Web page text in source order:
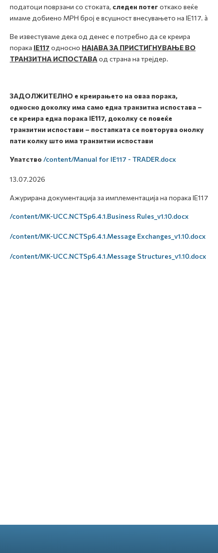
податоци поврзани со стоката, следен потег откако веќе
имаме добиено МРН број е всушност внесувањето на IE117. à
Ве известуваме дека од денес е потребно да се креира
порака IE117 односно НАЈАВА ЗА ПРИСТИГНУВАЊЕ ВО
ТРАНЗИТНА ИСПОСТАВАод страна на трејдер.
ЗАДОЛЖИТЕЛНО е креирањето на оваа порака,
односно доколку има само една транзитна испостава –
се креира една порака IE117, доколку се повеќе
транзитни испостави – постапката се повторува онолку
пати колку што има транзитни испостави
Упатство /content/Manual for IE117 - TRADER.docx
13.07.2026
Ажурирана документација за имплементација на порака IE117
/content/MK-UCC.NCTSp6.4.1.Business Rules_v1.10.docx
/content/MK-UCC.NCTSp6.4.1.Message Exchanges_v1.10.docx
/content/MK-UCC.NCTSp6.4.1.Message Structures_v1.10.docx